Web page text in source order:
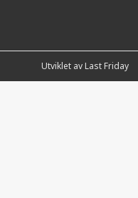
Utviklet av Last Friday